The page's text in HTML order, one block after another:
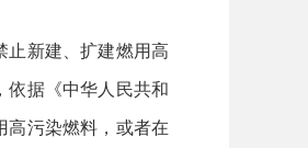
新建、扩建燃用高
依据《中华人民共和
高污染燃料，或者在